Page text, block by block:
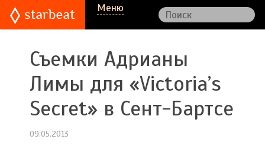
Меню
Съемки Адрианы
Лимы для «Victoria’s
Secret» в Сент-Бартсе
09.05.2013